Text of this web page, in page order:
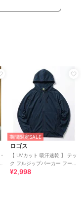
期間限定SALE
ロゴス
【 UVカット 吸汗速乾 】 テッ
ク フルジップパーカー フーデ
ィー レディース メンズ
¥2,998